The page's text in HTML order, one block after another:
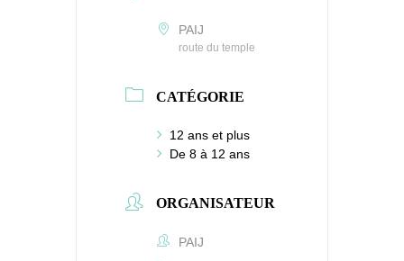
PAIJ
route du temple
CATÉGORIE
12 ans et plus
De 8 à 12 ans
ORGANISATEUR
PAIJ